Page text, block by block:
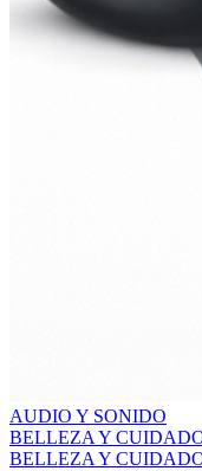
AUDIO Y SONIDO
BELLEZA Y
BELLEZA Y